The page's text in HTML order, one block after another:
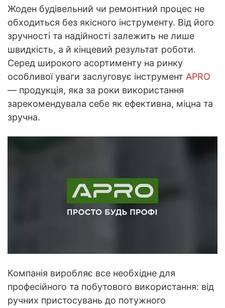
Жоден будівельний чи ремонтний процес не
обходиться без якісного інструменту. Від його
зручності та надійності залежить не лише
швидкість, а й кінцевий результат роботи.
Серед широкого асортименту на ринку
особливої уваги заслуговує інструмент APRO
— продукція, яка за роки використання
зарекомендувала себе як ефективна, міцна та
зручна.
Компанія виробляє все необхідне для
професійного та побутового використання: від
ручних пристосувань до потужного